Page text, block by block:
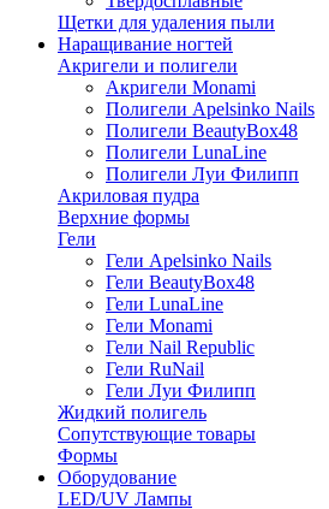
Щетки для удаления пыли
Наращивание ногтей
Акригели и полигели
Акригели Monami
Полигели Apelsinko Nails
Полигели BeautyBox48
Полигели LunaLine
Полигели Луи Филипп
Акриловая пудра
Верхние формы
Гели
Гели Apelsinko Nails
Гели BeautyBox48
Гели LunaLine
Гели Monami
Гели Nail Republic
Гели RuNail
Гели Луи Филипп
Жидкий полигель
Сопутствующие товары
Формы
Оборудование
LED/UV Лампы